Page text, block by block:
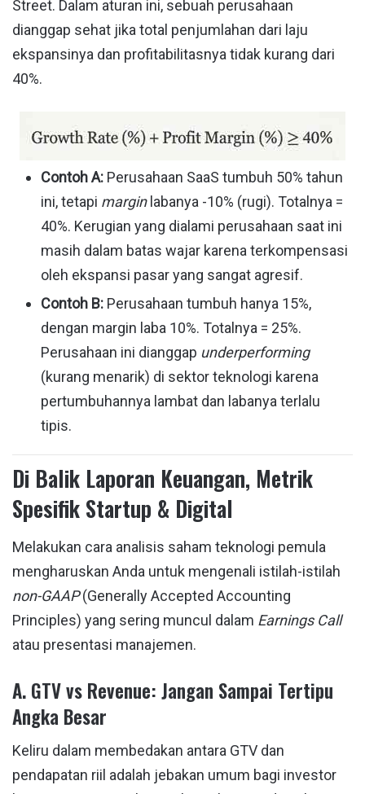
Street. Dalam aturan ini, sebuah perusahaan
dianggap sehat jika total penjumlahan dari laju
ekspansinya dan profitabilitasnya tidak kurang dari
40%.
Contoh A: Perusahaan SaaS tumbuh 50% tahun
ini, tetapi marginlabanya -10% (rugi). Totalnya =
40%. Kerugian yang dialami perusahaan saat ini
masih dalam batas wajar karena terkompensasi
oleh ekspansi pasar yang sangat agresif.
Contoh B: Perusahaan tumbuh hanya 15%,
dengan margin laba 10%. Totalnya = 25%.
Perusahaan ini dianggap underperforming
(kurang menarik) di sektor teknologi karena
pertumbuhannya lambat dan labanya terlalu
tipis.
Di Balik Laporan Keuangan, Metrik
Spesifik Startup & Digital
Melakukan cara analisis saham teknologi pemula
mengharuskan Anda untuk mengenali istilah-istilah
non-GAAP(Generally Accepted Accounting
Principles) yang sering muncul dalam Earnings Call
atau presentasi manajemen.
A. GTV vs Revenue: Jangan Sampai Tertipu
Angka Besar
Keliru dalam membedakan antara GTV dan
pendapatan riil adalah jebakan umum bagi investor